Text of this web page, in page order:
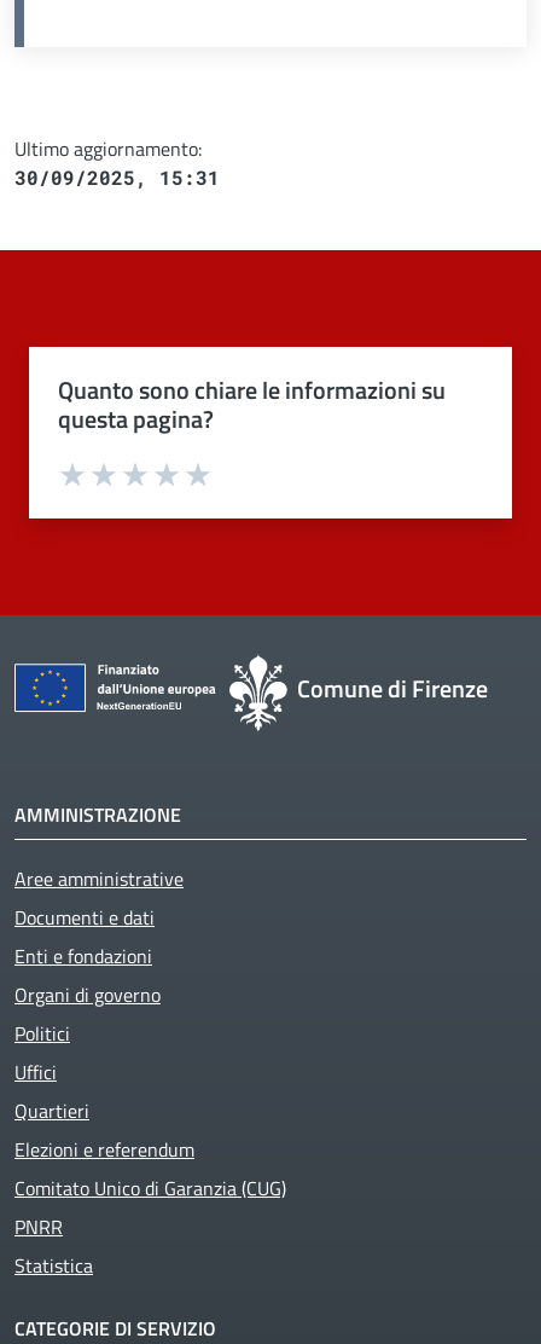
Ultimo aggiornamento:
30/09/2025, 15:31
Quanto sono chiare le informazioni su
questa pagina?
Valuta 4 stelle su 5
Valuta 3 stelle su 5
Valuta 2 stelle su 5
Valuta 1 stelle su 5
Comune di Firenze
AMMINISTRAZIONE
Aree amministrative
Documenti e dati
Enti e fondazioni
Organi di governo
Politici
Uffici
Quartieri
Elezioni e referendum
Comitato Unico di Garanzia (CUG)
PNRR
Statistica
CATEGORIE DI SERVIZIO